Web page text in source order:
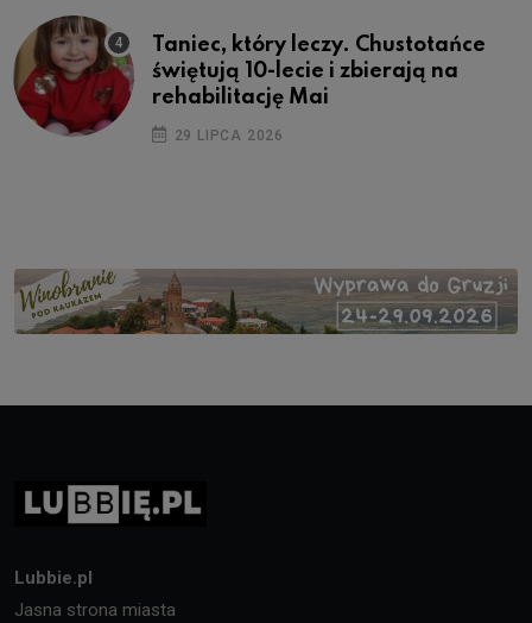
Taniec, który leczy. Chustotańce
świętują 10-lecie i zbierają na
rehabilitację Mai
29 LIPCA 2026
Lubbie.pl
Jasna strona miasta